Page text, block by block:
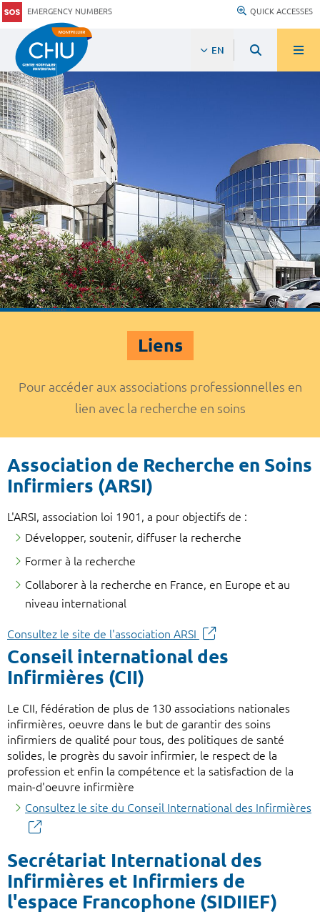
EMERGENCY NUMBERS QUICK ACCESSES
EN
Liens
Pour accéder aux associations professionnelles en
lien avec la recherche en soins
Association de Recherche en Soins
Infirmiers (ARSI)
L'ARSI, association loi 1901, a pour objectifs de :
Développer, soutenir, diffuser la recherche
Former à la recherche
Collaborer à la recherche en France, en Europe et au
niveau international
Consultez le site de l'association ARSI
Conseil international des
Infirmières (CII)
Le CII, fédération de plus de 130 associations nationales
infirmières, oeuvre dans le but de garantir des soins
infirmiers de qualité pour tous, des politiques de santé
solides, le progrès du savoir infirmier, le respect de la
profession et enfin la compétence et la satisfaction de la
main-d'oeuvre infirmière
Consultez le site du Conseil International des Infirmières
Secrétariat International des
Infirmières et Infirmiers de
l'espace Francophone (SIDIIEF)